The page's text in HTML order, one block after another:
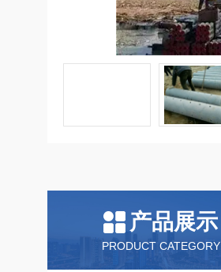
产品展示
PRODUCT CATEGORY